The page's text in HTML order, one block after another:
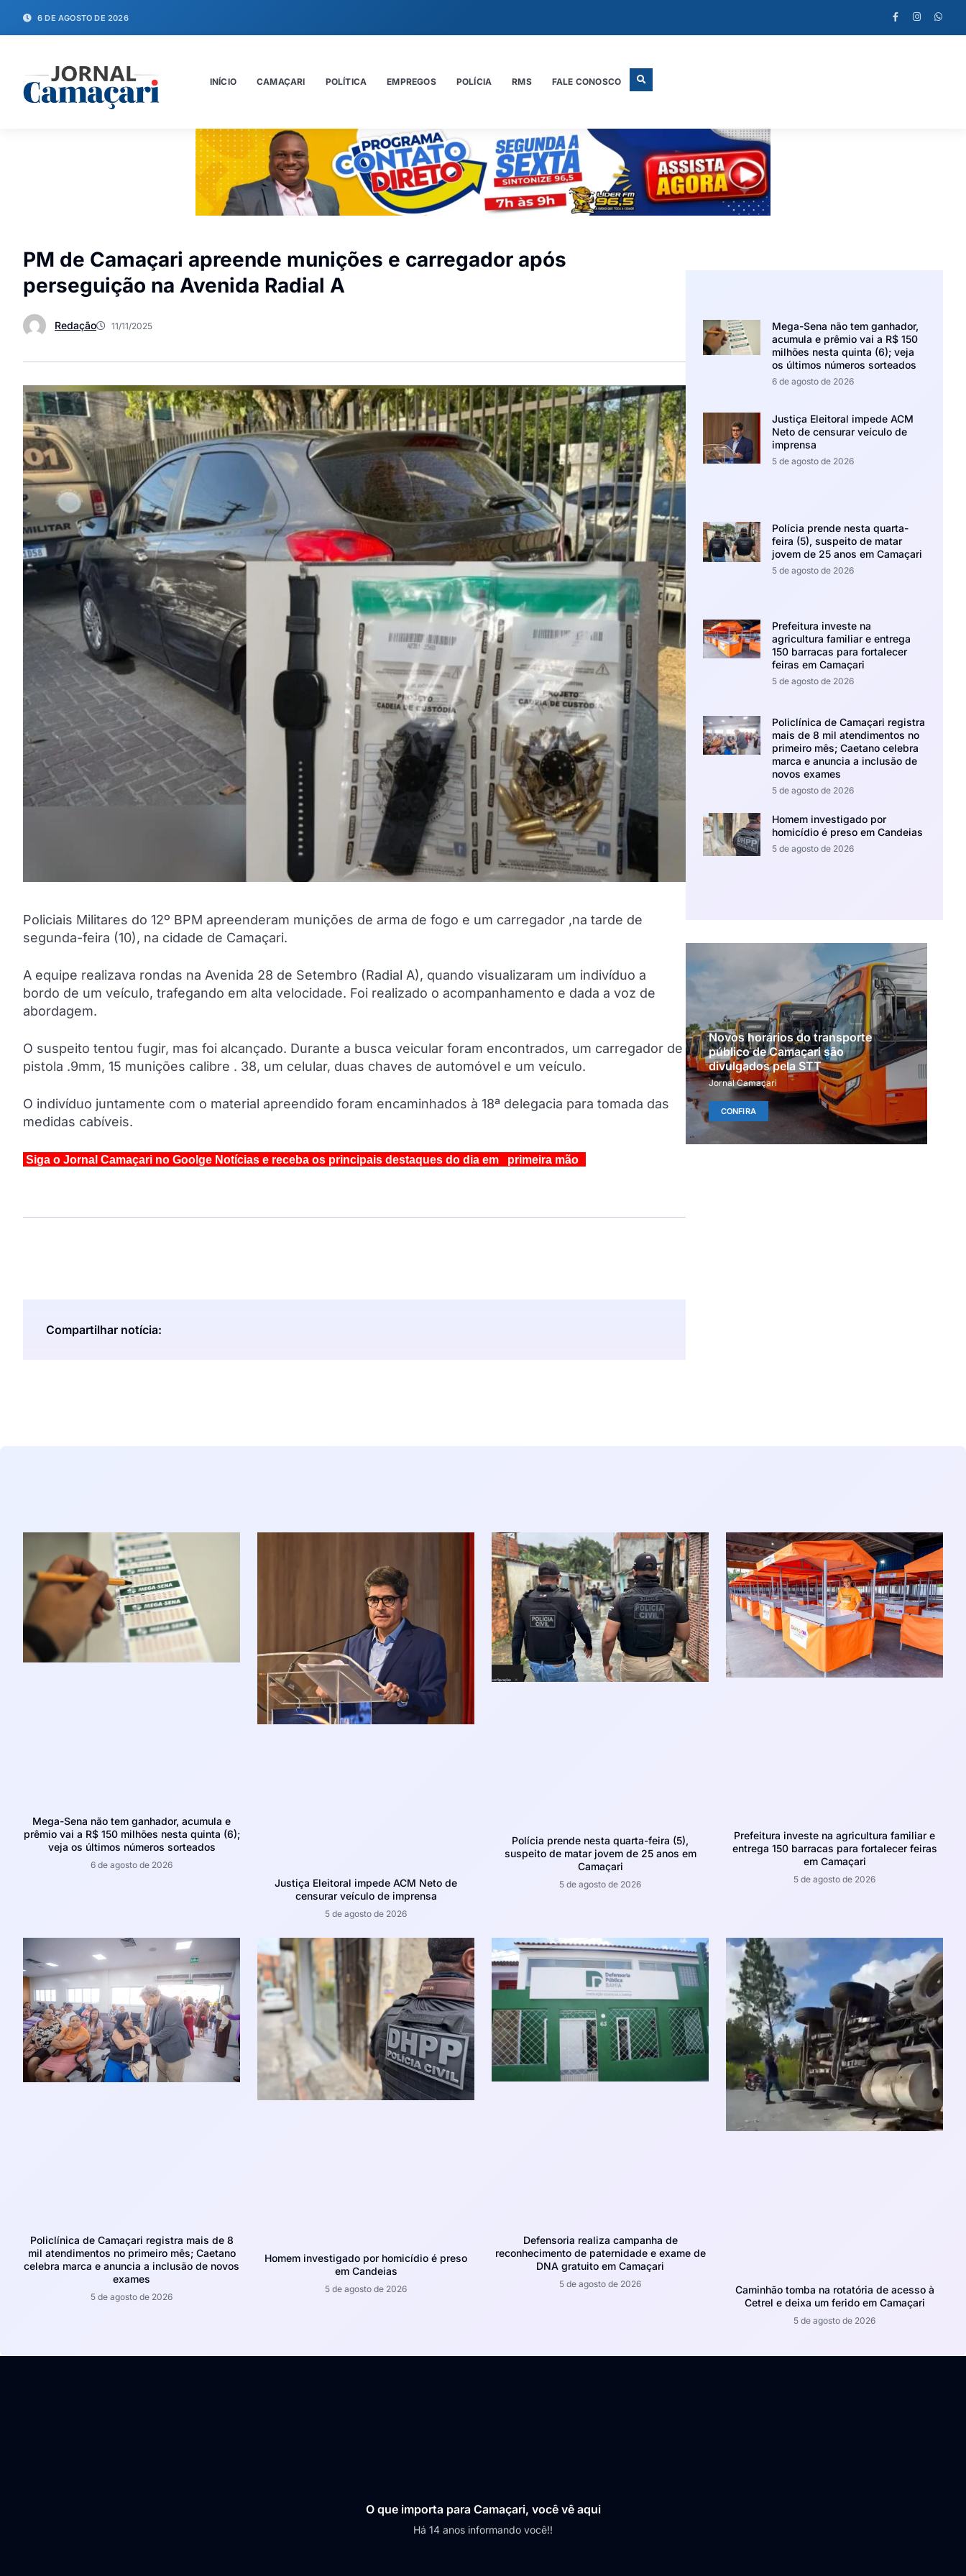
6 DE AGOSTO DE 2026
INÍCIO CAMAÇARI POLÍTICA EMPREGOS POLÍCIA RMS FALE CONOSCO
PM de Camaçari apreende munições e carregador após
perseguição na Avenida Radial A
Redação 11/11/2025
Policiais Militares do 12º BPM apreenderam munições de arma de fogo e um carregador ,na tarde de
segunda-feira (10), na cidade de Camaçari.
A equipe realizava rondas na Avenida 28 de Setembro (Radial A), quando visualizaram um indivíduo a
bordo de um veículo, trafegando em alta velocidade. Foi realizado o acompanhamento e dada a voz de
abordagem.
O suspeito tentou fugir, mas foi alcançado. Durante a busca veicular foram encontrados, um carregador de
pistola .9mm, 15 munições calibre . 38, um celular, duas chaves de automóvel e um veículo.
O indivíduo juntamente com o material apreendido foram encaminhados à 18ª delegacia para tomada das
medidas cabíveis.
Siga o Jornal Camaçari no Goolge Notícias e receba os principais destaques do dia em primeira mão
Compartilhar notícia:
Mega-Sena não tem ganhador,
acumula e prêmio vai a R$ 150
milhões nesta quinta (6); veja
os últimos números sorteados
6 de agosto de 2026
Justiça Eleitoral impede ACM
Neto de censurar veículo de
imprensa
5 de agosto de 2026
Polícia prende nesta quarta-
feira (5), suspeito de matar
jovem de 25 anos em Camaçari
5 de agosto de 2026
Prefeitura investe na
agricultura familiar e entrega
150 barracas para fortalecer
feiras em Camaçari
5 de agosto de 2026
Policlínica de Camaçari registra
mais de 8 mil atendimentos no
primeiro mês; Caetano celebra
marca e anuncia a inclusão de
novos exames
5 de agosto de 2026
Homem investigado por
homicídio é preso em Candeias
5 de agosto de 2026
Novos horários do transporte
público de Camaçari são
divulgados pela STT
Jornal Camaçari
CONFIRA
Mega-Sena não tem ganhador, acumula e
prêmio vai a R$ 150 milhões nesta quinta (6);
veja os últimos números sorteados
6 de agosto de 2026
Justiça Eleitoral impede ACM Neto de
censurar veículo de imprensa
5 de agosto de 2026
Polícia prende nesta quarta-feira (5),
suspeito de matar jovem de 25 anos em
Camaçari
5 de agosto de 2026
Prefeitura investe na agricultura familiar e
entrega 150 barracas para fortalecer feiras
em Camaçari
5 de agosto de 2026
Policlínica de Camaçari registra mais de 8
mil atendimentos no primeiro mês; Caetano
celebra marca e anuncia a inclusão de novos
exames
5 de agosto de 2026
Homem investigado por homicídio é preso
em Candeias
5 de agosto de 2026
Defensoria realiza campanha de
reconhecimento de paternidade e exame de
DNA gratuito em Camaçari
5 de agosto de 2026
Caminhão tomba na rotatória de acesso à
Cetrel e deixa um ferido em Camaçari
5 de agosto de 2026
O que importa para Camaçari, você vê aqui
Há 14 anos informando você!!